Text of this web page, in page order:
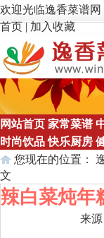
欢迎光临逸香菜谱网
首页|加入收藏
网站首页 家常菜谱
时尚饮品 快乐厨房
您现在的位置：
文
辣白菜炖年
来源